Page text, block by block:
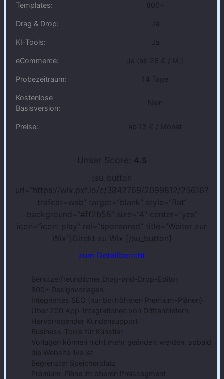
Templates: 800+
Drag & Drop: Ja
KI-Tools: Ja
eCommerce: Ja (ab 26 € / M.)
Probezeitraum: 14 Tage
Kostenlose
Basisversion:
Nein
Preise: ab 13 € / Monat
Unser Score: 4.5
[su_button
url=“https://wix.pxf.io/c/3842769/2099812/25616?
trafcat=wsb“ target=“blank“ style=“flat“
background=“#ff2b58″ size=“4″ center=“yes“
icon=“icon: play“ rel=“sponsored“ title=“Weiter zur
Wix“]Direkt zu Wix [/su_button]
zum Detailbericht
Benutzerfreundlicher Drag-and-Drop-Editor
800+ Designvorlagen
Integriertes SEO (nur bei höheren Premium-Plänen)
Über 200 App-Integrationen von Drittanbietern
Hervorragender Kundensupport
Business-Tools für Künstler
Vorlagen können nicht mehr geändert werden, sobald
die Website live ist
Begrenzter Speicherplatz
Premium-Pläne im oberen Preissegment